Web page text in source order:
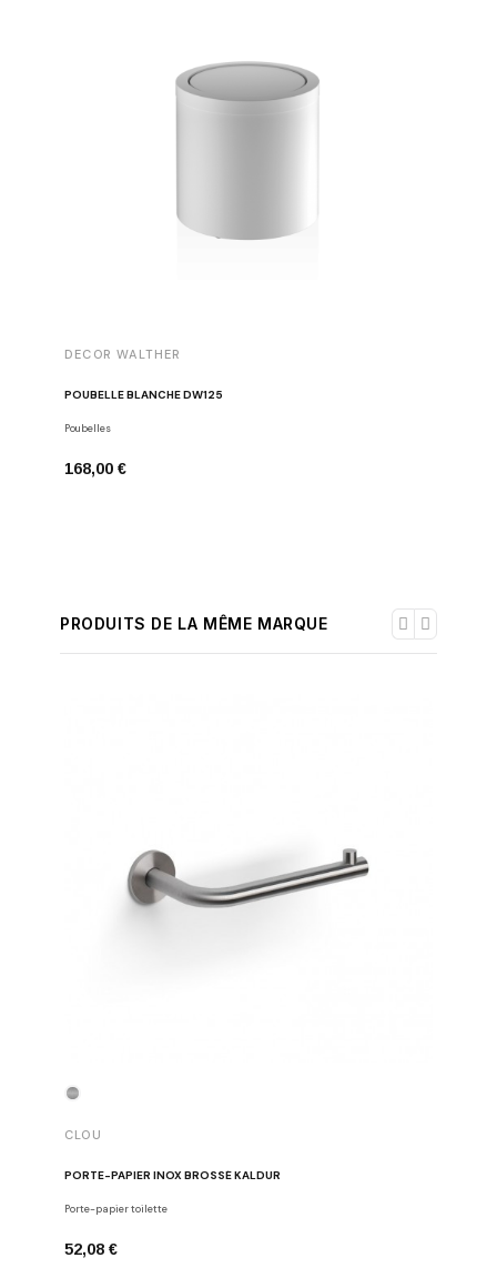
DECOR WALTHER
POUBELLE BLANCHE DW125
Poubelles
168,00 €
PRODUITS DE LA MÊME MARQUE
CLOU
PORTE-PAPIER INOX BROSSÉ KALDUR
Porte-papier toilette
52,08 €